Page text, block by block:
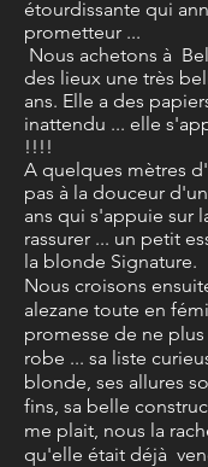
étourdissante qui
prometteur ...
Nous achetons à
des lieux une très
ans. Elle a des
inattendu ... elle
!!!!
A quelques mètres
pas à la douceur
ans qui s'appuie sur
rassurer ... un petit
la blonde Signature.
Nous croisons
alezane toute en
promesse de ne
robe ... sa liste
blonde, ses allures
fins, sa belle
me plait, nous la
qu'elle était déjà